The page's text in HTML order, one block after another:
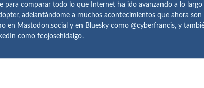
para comparar todo lo que Internet ha ido avanzando a lo largo
adelantándome a muchos acontecimientos que ahora
en Mastodon.social y en Bluesky como @cyberfrancis, y
como fcojosehidalgo.